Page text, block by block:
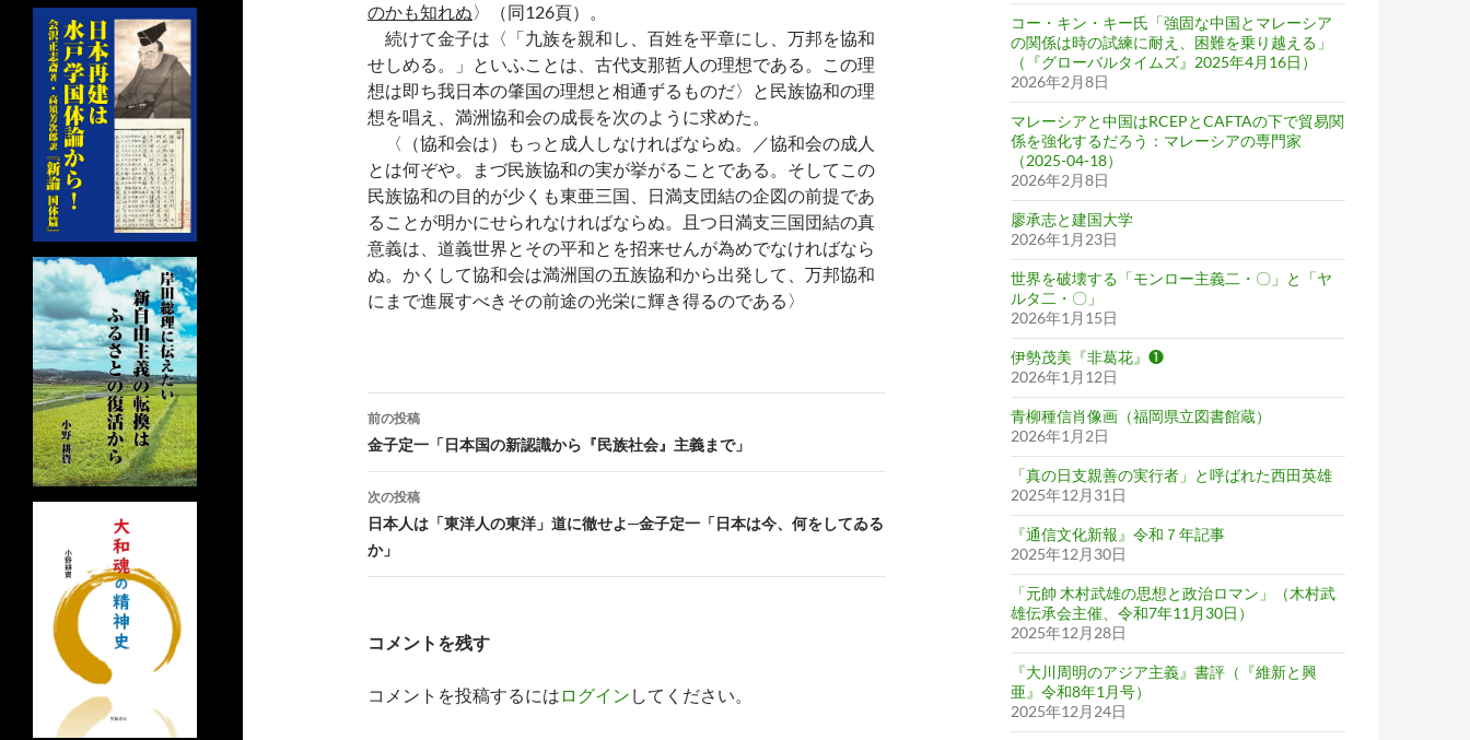
のかも知れぬ〉（同126頁）。
続けて金子は〈「九族を親和し、百姓を平章にし、万邦を協和
せしめる。」といふことは、古代支那哲人の理想である。この理
想は即ち我日本の肇国の理想と相通ずるものだ〉と民族協和の理
想を唱え、満洲協和会の成長を次のように求めた。
〈（協和会は）もっと成人しなければならぬ。／協和会の成人
とは何ぞや。まづ民族協和の実が挙がることである。そしてこの
民族協和の目的が少くも東亜三国、日満支団結の企図の前提であ
ることが明かにせられなければならぬ。且つ日満支三国団結の真
意義は、道義世界とその平和とを招来せんが為めでなければなら
ぬ。かくして協和会は満洲国の五族協和から出発して、万邦協和
にまで進展すべきその前途の光栄に輝き得るのである〉
投
稿
ナ
ビ
ゲ
シ
前の投稿
金子定一「日本国の新認識から『民族社会』主義まで」
次の投稿
日本人は「東洋人の東洋」道に徹せよ─金子定一「日本は今、何をしてゐる
か」
コメントを残す
コメントを投稿するには ログイン してください。
コー・キン・キー氏「強固な中国とマレーシア
の関係は時の試練に耐え、困難を乗り越える」
（『グローバルタイムズ』2025年4月16日）
2026年2月8日
マレーシアと中国はRCEPとCAFTAの下で貿易関
係を強化するだろう：マレーシアの専門家
（2025-04-18）
2026年2月8日
廖承志と建国大学
2026年1月23日
世界を破壊する「モンロー主義二・〇」と「ヤ
ルタ二・〇」
2026年1月15日
伊勢茂美『非葛花』❶
2026年1月12日
青柳種信肖像画（福岡県立図書館蔵）
2026年1月2日
「真の日支親善の実行者」と呼ばれた西田英雄
2025年12月31日
『通信文化新報』令和７年記事
2025年12月30日
「元帥 木村武雄の思想と政治ロマン」（木村武
雄伝承会主催、令和7年11月30日）
2025年12月28日
『大川周明のアジア主義』書評（『維新と興
亜』令和8年1月号）
2025年12月24日